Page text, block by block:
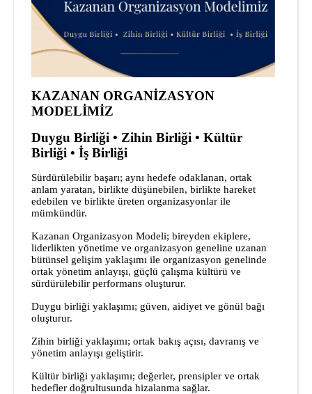
KAZANAN ORGANİZASYON
MODELİMİZ
Duygu Birliği • Zihin Birliği • Kültür
Birliği • İş Birliği
Sürdürülebilir başarı; aynı hedefe odaklanan, ortak
anlam yaratan, birlikte düşünebilen, birlikte hareket
edebilen ve birlikte üreten organizasyonlar ile
mümkündür.
Kazanan Organizasyon Modeli; bireyden ekiplere,
liderlikten yönetime ve organizasyon geneline uzanan
bütünsel gelişim yaklaşımı ile organizasyon genelinde
ortak yönetim anlayışı, güçlü çalışma kültürü ve
sürdürülebilir performans oluşturur.
Duygu birliği yaklaşımı; güven, aidiyet ve gönül bağı
oluşturur.
Zihin birliği yaklaşımı; ortak bakış açısı, davranış ve
yönetim anlayışı geliştirir.
Kültür birliği yaklaşımı; değerler, prensipler ve ortak
hedefler doğrultusunda hizalanma sağlar.